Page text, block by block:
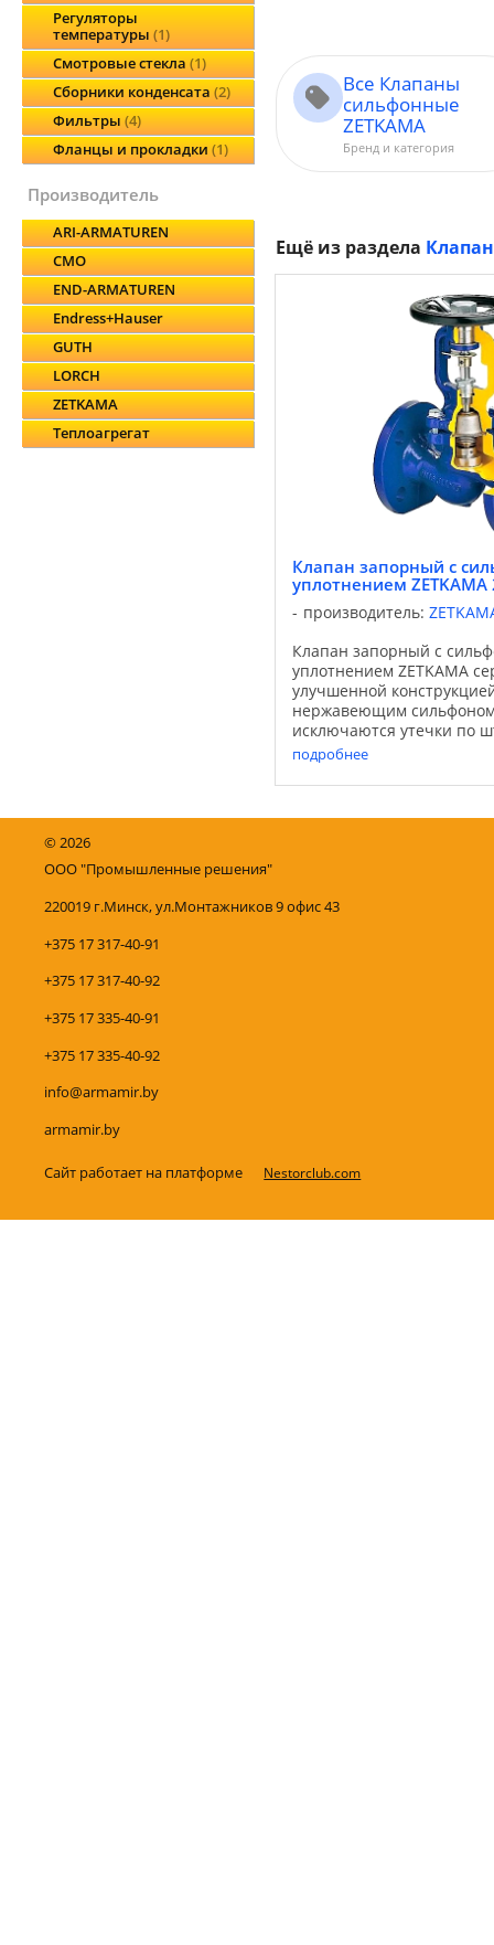
Регуляторы
температуры 1
Смотровые стекла 1
Сборники конденсата 2
Фильтры 4
Фланцы и прокладки 1
производитель
ARI-ARMATUREN
CMO
END-ARMATUREN
Endress+Hauser
GUTH
LORCH
ZETKAMA
Теплоагрегат
Все Клапаны
сильфонные
ZETKAMA
Бренд и категория
Ещё из раздела
Клапан запорный с
уплотнением ZETKAMA
производитель:
Клапан запорный с
уплотнением ZETKAMA
улучшенной
нержавеющим
исключаются утечки по
Применяются клапана
подробнее
©2026
ООО "Промышленные решения"
220019 г.Минск, ул.Монтажников 9 офис 43
+375 17 317-40-91
+375 17 317-40-92
+375 17 335-40-91
+375 17 335-40-92
info@armamir.by
armamir.by
Сайт работает на платформе Nestorclub.com